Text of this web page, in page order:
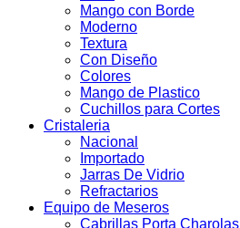
Mango con Borde
Moderno
Textura
Con Diseño
Colores
Mango de Plastico
Cuchillos para Cortes
Cristaleria
Nacional
Importado
Jarras De Vidrio
Refractarios
Equipo de Meseros
Cabrillas Porta Charolas